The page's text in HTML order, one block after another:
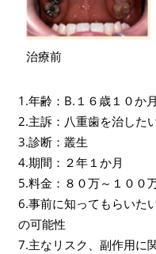
治療前
1.年齢：B.１６歳１０か月
2.主訴：八重歯を治した
3.診断：叢生
4.期間：２年１か月
5.料金：８０万～１００
6.事前に知ってもらいた
の可能性
7.主なリスク、副作用に